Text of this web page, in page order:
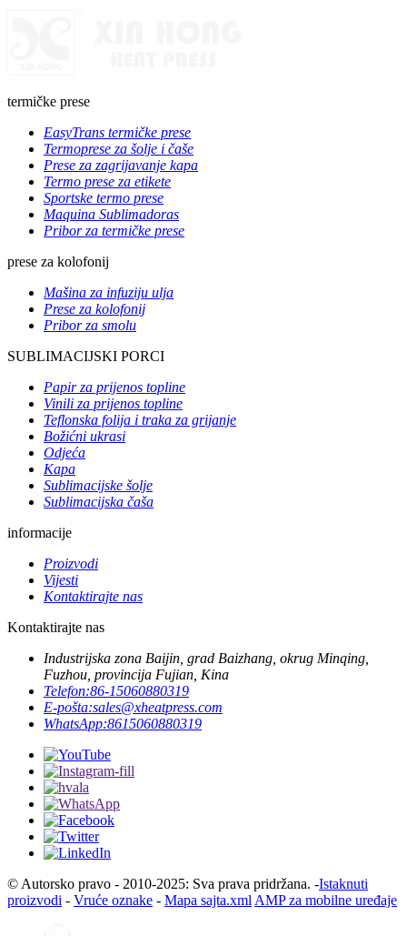
termičke prese
EasyTrans termičke prese
Termoprese za šolje i čaše
Prese za zagrijavanje kapa
Termo prese za etikete
Sportske termo prese
Maquina Sublimadoras
Pribor za termičke prese
prese za kolofonij
Mašina za infuziju ulja
Prese za kolofonij
Pribor za smolu
SUBLIMACIJSKI PORCI
Papir za prijenos topline
Vinili za prijenos topline
Teflonska folija i traka za grijanje
Božićni ukrasi
Odjeća
Kapa
Sublimacijske šolje
Sublimacijska čaša
informacije
Proizvodi
Vijesti
Kontaktirajte nas
Kontaktirajte nas
Industrijska zona Baijin, grad Baizhang, okrug Minqing,
Fuzhou, provincija Fujian, Kina
Telefon:86-15060880319
E-pošta:sales@xheatpress.com
WhatsApp:8615060880319
© Autorsko pravo - 2010-2025: Sva prava pridržana. -Istaknuti
proizvodi - Vruće oznake - Mapa sajta.xml AMP za mobilne uređaje